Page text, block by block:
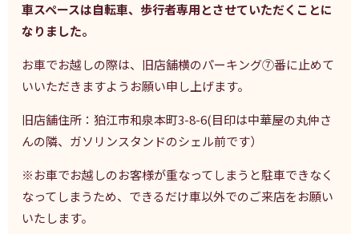
車スペースは自転車、歩行者専用とさせていただくことに
なりました。
お車でお越しの際は、旧店舗横のパーキング⑦番に止めて
いいただきますようお願い申し上げます。
旧店舗住所：狛江市和泉本町3-8-6(目印は中華屋の丸仲さ
んの隣、ガソリンスタンドのシェル前です）
※お車でお越しのお客様が重なってしまうと駐車できなく
なってしまうため、できるだけ車以外でのご来店をお願い
いたします。